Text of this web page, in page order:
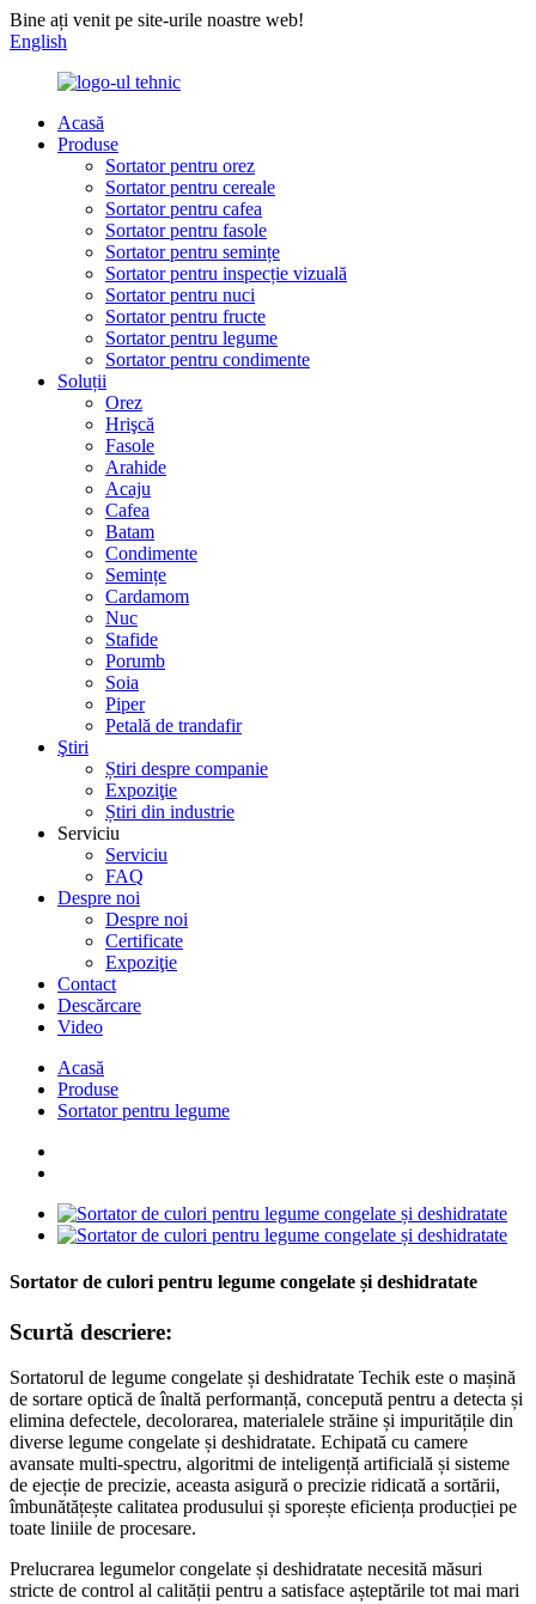
Bine ați venit pe site-urile noastre web!
English
Acasă
Produse
Sortator pentru orez
Sortator pentru cereale
Sortator pentru cafea
Sortator pentru fasole
Sortator pentru semințe
Sortator pentru inspecție vizuală
Sortator pentru nuci
Sortator pentru fructe
Sortator pentru legume
Sortator pentru condimente
Soluții
Orez
Hrişcă
Fasole
Arahide
Acaju
Cafea
Batam
Condimente
Semințe
Cardamom
Nuc
Stafide
Porumb
Soia
Piper
Petală de trandafir
Ştiri
Știri despre companie
Expoziţie
Știri din industrie
Serviciu
Serviciu
FAQ
Despre noi
Despre noi
Certificate
Expoziţie
Contact
Descărcare
Video
Acasă
Produse
Sortator pentru legume
Sortator de culori pentru legume congelate și deshidratate
Scurtă descriere:
Sortatorul de legume congelate și deshidratate Techik este o mașină
de sortare optică de înaltă performanță, concepută pentru a detecta și
elimina defectele, decolorarea, materialele străine și impuritățile din
diverse legume congelate și deshidratate. Echipată cu camere
avansate multi-spectru, algoritmi de inteligență artificială și sisteme
de ejecție de precizie, aceasta asigură o precizie ridicată a sortării,
îmbunătățește calitatea produsului și sporește eficiența producției pe
toate liniile de procesare.
Prelucrarea legumelor congelate și deshidratate necesită măsuri
stricte de control al calității pentru a satisface așteptările tot mai mari